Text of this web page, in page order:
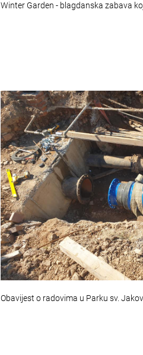
Winter Garden - blagdanska zabava
Obavijest o radovima u Parku sv.